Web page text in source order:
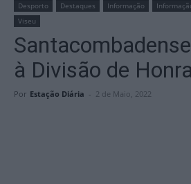
Desporto Destaques Informação
Viseu
à Divisão de
Por Estação Diária - 2 de Maio, 2022